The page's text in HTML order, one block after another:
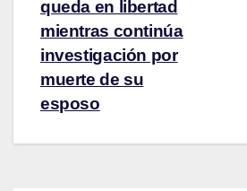
queda en libertad
mientras continúa
investigación por
muerte de su
esposo